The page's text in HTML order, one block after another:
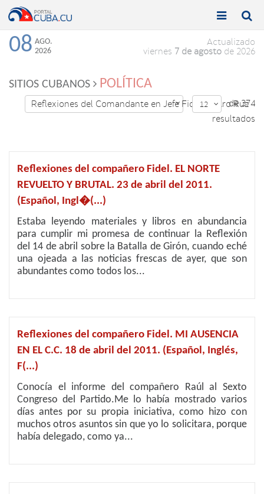
Toggle

Toggle

08 AGO.
2026
Actualizado
viernes 7 de agosto de 2026
SITIOS CUBANOS POLÍTICA
Reflexiones del Comandante en Jefe Fidel Castro Ruz
 12 
de 374
resultados
Reflexiones del compañero Fidel. EL NORTE
REVUELTO Y BRUTAL. 23 de abril del 2011.
(Español, Ingl�(...)
Estaba leyendo materiales y libros en abundancia
para cumplir mi promesa de continuar la Reflexión
del 14 de abril sobre la Batalla de Girón, cuando eché
una ojeada a las noticias frescas de ayer, que son
abundantes como todos los...
Reflexiones del compañero Fidel. MI AUSENCIA
EN EL C.C. 18 de abril del 2011. (Español, Inglés,
F(...)
Conocía el informe del compañero Raúl al Sexto
Congreso del Partido.Me lo había mostrado varios
días antes por su propia iniciativa, como hizo con
muchos otros asuntos sin que yo lo solicitara, porque
había delegado, como ya...